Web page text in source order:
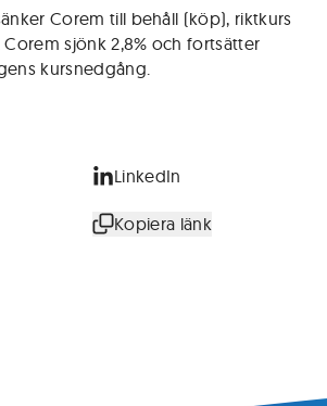
Corem till behåll (köp), riktkurs
Corem sjönk 2,8% och fortsätter
kursnedgång.
LinkedIn
Kopiera länk